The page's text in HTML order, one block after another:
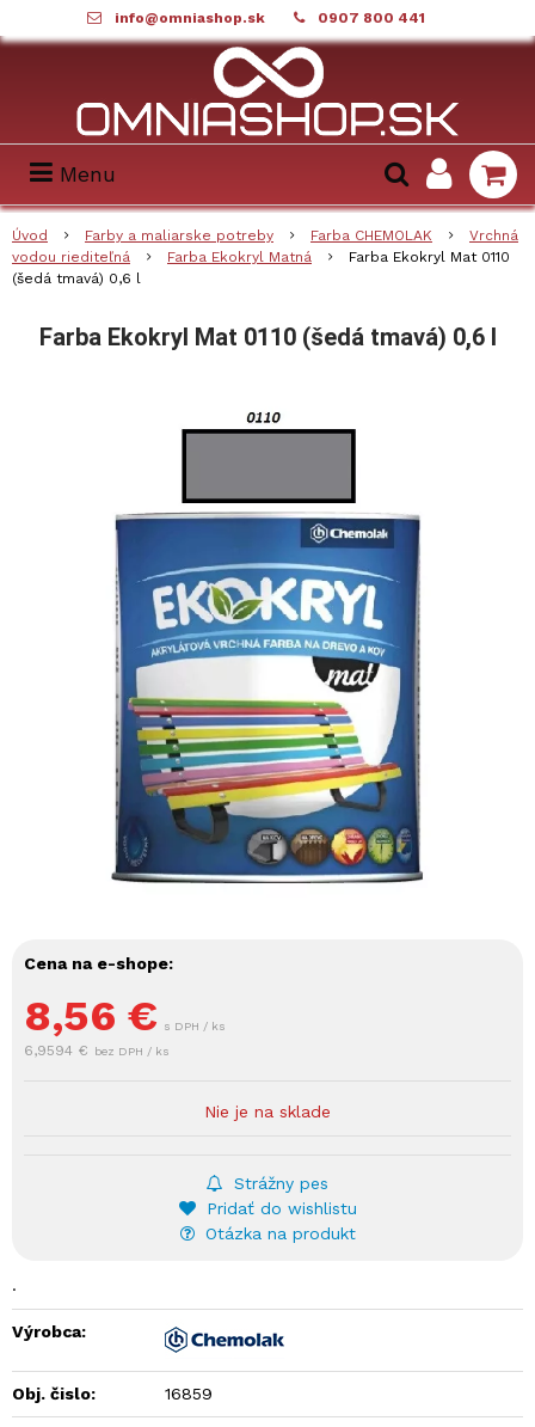
info@omniashop.sk 0907 800 441
Menu
Úvod Farby a maliarske potreby Farba CHEMOLAK
Vrchná
vodou riediteľná
Farba Ekokryl Matná
Farba Ekokryl Mat 0110
(šedá tmavá) 0,6 l
Farba Ekokryl Mat 0110 (šedá tmavá) 0,6 l
Cena na e-shope:
8,56 € s DPH / ks
6,9594 € bez DPH / ks
Nie je na sklade
Strážny pes
Pridať do wishlistu
Otázka na produkt
.
Výrobca:
Obj. čislo: 16859